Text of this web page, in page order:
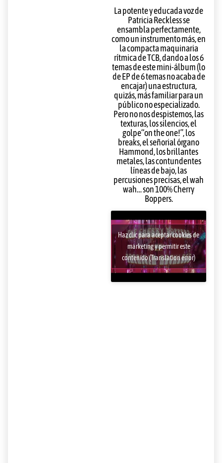
La potente y educada voz de
Patricia Reckless se
ensambla perfectamente,
como un instrumento más, en
la compacta maquinaria
rítmica de TCB, dando a los 6
temas de este mini-álbum (lo
de EP de 6 temas no acaba de
encajar) una estructura,
quizás, más familiar para un
público no especializado.
Pero no nos despistemos, las
texturas, los silencios, el
golpe“on the one!”, los
breaks, el señorial órgano
Hammond, los brillantes
metales, las contundentes
líneas de bajo, las
percusiones precisas, el wah
wah… son 100% Cherry
Boppers.
Haz clic para aceptar cookies de
marketing y permitir este
contenido (Translation error)